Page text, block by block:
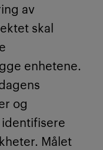
av
skal
enhetene.
og
Målet